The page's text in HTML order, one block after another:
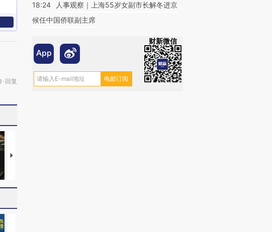
· 回复
马航飞行员跨国走私7万
18:24
人事观察｜上海55岁女副市长解冬进京
候任中国侨联副主席
财新微信